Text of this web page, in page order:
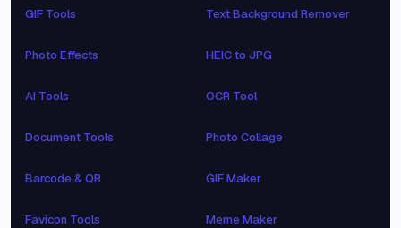
GIF Tools
Photo Effects
AI Tools
Document Tools
Barcode & QR
Favicon Tools
Text Background Remover
HEIC to JPG
OCR Tool
Photo Collage
GIF Maker
Meme Maker